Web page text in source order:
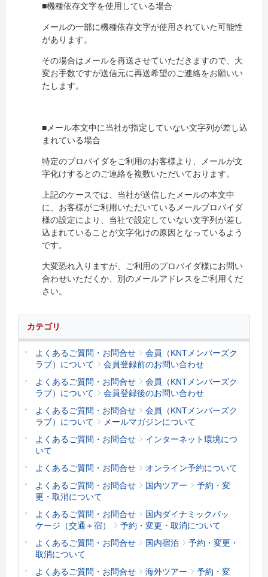
■機種依存文字を使用している場合
メールの一部に機種依存文字が使用されていた可能性
があります。
その場合はメールを再送させていただきますので、大
変お手数ですが送信元に再送希望のご連絡をお願いい
たします。
■メール本文中に当社が指定していない文字列が差し込
まれている場合
特定のプロバイダをご利用のお客様より、メールが文
字化けするとのご連絡を複数いただいております。
上記のケースでは、当社が送信したメールの本文中
に、お客様がご利用いただいているメールプロバイダ
様の設定により、当社で設定していない文字列が差し
込まれていることが文字化けの原因となっているよう
です。
大変恐れ入りますが、ご利用のプロバイダ様にお問い
合わせいただくか、別のメールアドレスをご利用くだ
さい。
カテゴリ
よくあるご質問・お問合せ
会員（KNTメンバーズク
ラブ）について
会員登録前のお問い合わせ
よくあるご質問・お問合せ
会員（KNTメンバーズク
ラブ）について
会員登録後のお問い合わせ
よくあるご質問・お問合せ
会員（KNTメンバーズク
ラブ）について
メールマガジンについて
よくあるご質問・お問合せ
インターネット環境につ
いて
よくあるご質問・お問合せ
オンライン予約について
よくあるご質問・お問合せ
国内ツアー
予約・変
更・取消について
よくあるご質問・お問合せ
国内ダイナミックパッ
ケージ（交通＋宿）
予約・変更・取消について
よくあるご質問・お問合せ
国内宿泊
予約・変更・
取消について
よくあるご質問・お問合せ
海外ツアー
予約・変